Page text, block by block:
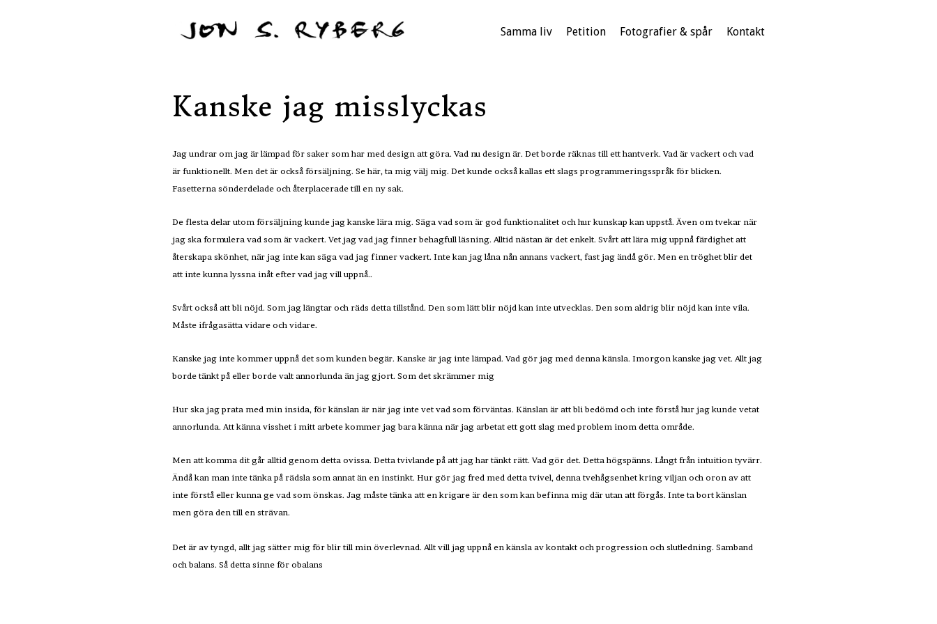
Samma liv Petition Fotografier & spår Kontakt
Kanske jag misslyckas
Jag undrar om jag är lämpad för saker som har med design att göra. Vad nu design är. Det borde räknas till ett hantverk. Vad är vackert och vad
är funktionellt. Men det är också försäljning. Se här, ta mig välj mig. Det kunde också kallas ett slags programmeringsspråk för blicken.
Fasetterna sönderdelade och återplacerade till en ny sak.
De flesta delar utom försäljning kunde jag kanske lära mig. Säga vad som är god funktionalitet och hur kunskap kan uppstå. Även om tvekar när
jag ska formulera vad som är vackert. Vet jag vad jag finner behagfull läsning. Alltid nästan är det enkelt. Svårt att lära mig uppnå färdighet att
återskapa skönhet, när jag inte kan säga vad jag finner vackert. Inte kan jag låna nån annans vackert, fast jag ändå gör. Men en tröghet blir det
att inte kunna lyssna inåt efter vad jag vill uppnå..
Svårt också att bli nöjd. Som jag längtar och räds detta tillstånd. Den som lätt blir nöjd kan inte utvecklas. Den som aldrig blir nöjd kan inte vila.
Måste ifrågasätta vidare och vidare.
Kanske jag inte kommer uppnå det som kunden begär. Kanske är jag inte lämpad. Vad gör jag med denna känsla. Imorgon kanske jag vet. Allt jag
borde tänkt på eller borde valt annorlunda än jag gjort. Som det skrämmer mig
Hur ska jag prata med min insida, för känslan är när jag inte vet vad som förväntas. Känslan är att bli bedömd och inte förstå hur jag kunde vetat
annorlunda. Att känna visshet i mitt arbete kommer jag bara känna när jag arbetat ett gott slag med problem inom detta område.
Men att komma dit går alltid genom detta ovissa. Detta tvivlande på att jag har tänkt rätt. Vad gör det. Detta högspänns. Långt från intuition tyvärr.
Ändå kan man inte tänka på rädsla som annat än en instinkt. Hur gör jag fred med detta tvivel, denna tvehågsenhet kring viljan och oron av att
inte förstå eller kunna ge vad som önskas. Jag måste tänka att en krigare är den som kan befinna mig där utan att förgås. Inte ta bort känslan
men göra den till en strävan.
Det är av tyngd, allt jag sätter mig för blir till min överlevnad. Allt vill jag uppnå en känsla av kontakt och progression och slutledning. Samband
och balans. Så detta sinne för obalans